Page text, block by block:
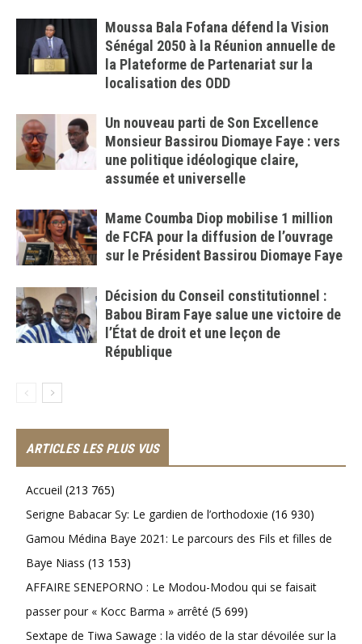
Moussa Bala Fofana défend la Vision
Sénégal 2050 à la Réunion annuelle de
la Plateforme de Partenariat sur la
localisation des ODD
Un nouveau parti de Son Excellence
Monsieur Bassirou Diomaye Faye : vers
une politique idéologique claire,
assumée et universelle
Mame Coumba Diop mobilise 1 million
de FCFA pour la diffusion de l’ouvrage
sur le Président Bassirou Diomaye Faye
Décision du Conseil constitutionnel :
Babou Biram Faye salue une victoire de
l’État de droit et une leçon de
République
ARTICLES LES PLUS VUS
Accueil (213 765)
Serigne Babacar Sy: Le gardien de l’orthodoxie (16 930)
Gamou Médina Baye 2021: Le parcours des Fils et filles de
Baye Niass (13 153)
AFFAIRE SENEPORNO : Le Modou-Modou qui se faisait
passer pour « Kocc Barma » arrêté (5 699)
Sextape de Tiwa Sawage : la vidéo de la star dévoilée sur la